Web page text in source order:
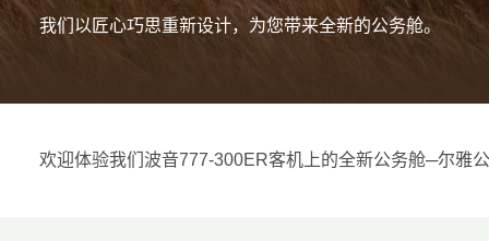
我们以匠心巧思重新设计，为您带来全新的公务舱。
欢迎体验我们波音777-300ER客机上的全新公务舱─尔雅